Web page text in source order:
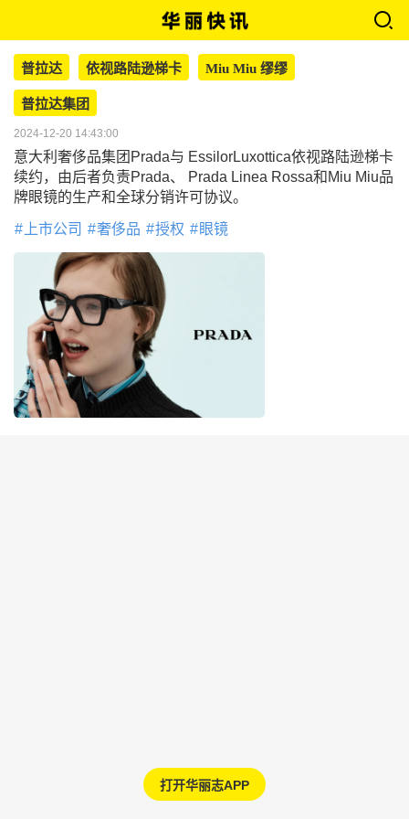
普拉达 依视路陆逊梯卡 Miu Miu 缪缪
普拉达集团
2024-12-20 14:43:00
意大利奢侈品集团Prada与 EssilorLuxottica依视路陆逊梯卡
续约，由后者负责Prada、 Prada Linea Rossa和Miu Miu品
牌眼镜的生产和全球分销许可协议。
上市公司 奢侈品 授权 眼镜
打开华丽志APP